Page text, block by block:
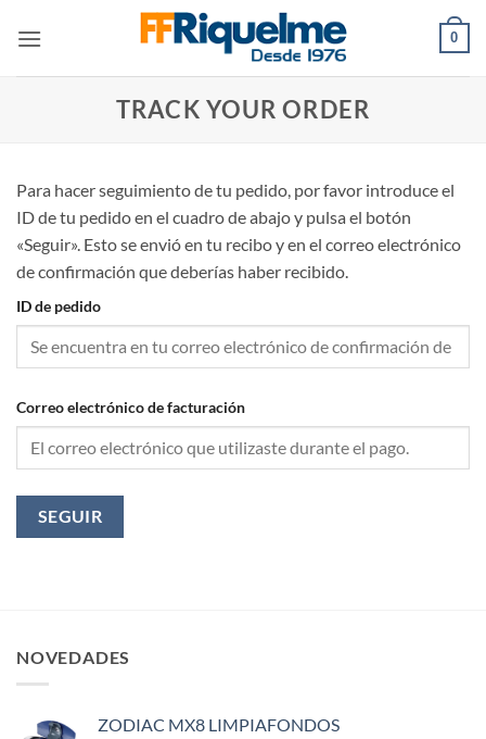
0
TRACK YOUR ORDER
Para hacer seguimiento de tu pedido, por favor introduce el
ID de tu pedido en el cuadro de abajo y pulsa el botón
«Seguir». Esto se envió en tu recibo y en el correo electrónico
de confirmación que deberías haber recibido.
ID de pedido
Correo electrónico de facturación
SEGUIR
NOVEDADES
ZODIAC MX8 LIMPIAFONDOS